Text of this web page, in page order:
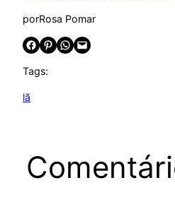
porRosa Pomar
Share on Facebook Share on Pinterest Share on WhatsApp Email this Page
Tags:
lã